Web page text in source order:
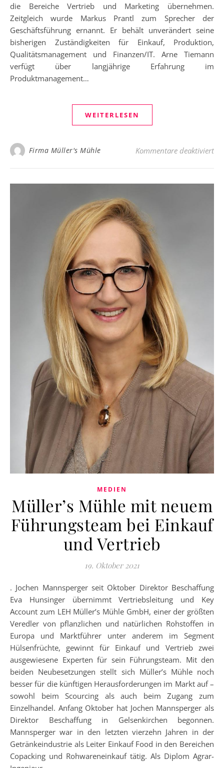
die Bereiche Vertrieb und Marketing übernehmen.
Zeitgleich wurde Markus Prantl zum Sprecher der
Geschäftsführung ernannt. Er behält unverändert seine
bisherigen Zuständigkeiten für Einkauf, Produktion,
Qualitätsmanagement und Finanzen/IT. Arne Tiemann
verfügt über langjährige Erfahrung im
Produktmanagement…
WEITERLESEN
Firma Müller's Mühle Kommentare deaktiviertfür
MEDIEN
Müller’s Mühle mit neuem
Führungsteam bei Einkauf
und Vertrieb
19. Oktober 2021
. Jochen Mannsperger seit Oktober Direktor Beschaffung
Eva Hunsinger übernimmt Vertriebsleitung und Key
Account zum LEH Müller’s Mühle GmbH, einer der größten
Veredler von pflanzlichen und natürlichen Rohstoffen in
Europa und Marktführer unter anderem im Segment
Hülsenfrüchte, gewinnt für Einkauf und Vertrieb zwei
ausgewiesene Experten für sein Führungsteam. Mit den
beiden Neubesetzungen stellt sich Müller’s Mühle noch
besser für die künftigen Herausforderungen im Markt auf –
sowohl beim Scourcing als auch beim Zugang zum
Einzelhandel. Anfang Oktober hat Jochen Mannsperger als
Direktor Beschaffung in Gelsenkirchen begonnen.
Mannsperger war in den letzten vierzehn Jahren in der
Getränkeindustrie als Leiter Einkauf Food in den Bereichen
Copacking und Rohwareneinkauf tätig. Als Diplom Agrar-